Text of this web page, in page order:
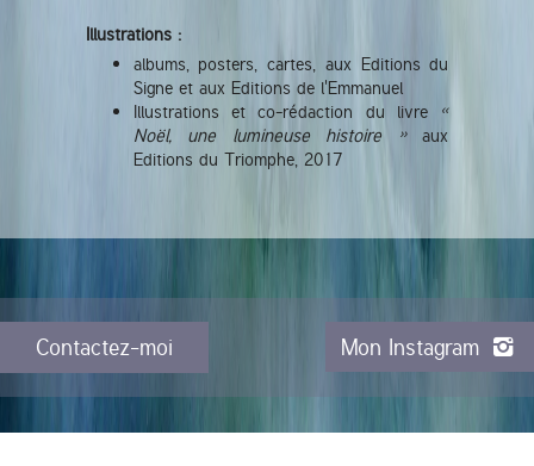
Illustrations :
albums, posters, cartes, aux Editions du
Signe et aux Editions de l'Emmanuel
Illustrations et co-rédaction du livre «
Noël, une lumineuse histoire »aux
Editions du Triomphe, 2017
Contactez-moi Mon Instagram